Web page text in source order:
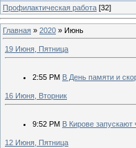
Профилактическая работа [32]
Главная » 2020 » Июнь
19 Июня, Пятница
2:55 PM В День памяти и
16 Июня, Вторник
9:52 PM В Кирове запускают
12 Июня, Пятница